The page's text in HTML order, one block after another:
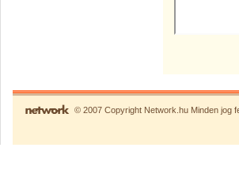
© 2007 Copyright Network.hu Minden jog